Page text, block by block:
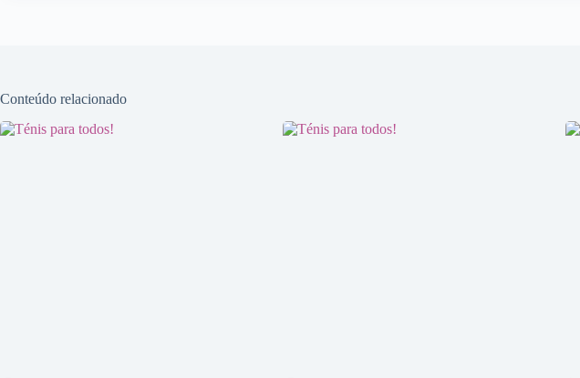
Conteúdo relacionado